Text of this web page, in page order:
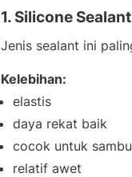
1. Silicone
Jenis sealant ini
Kelebihan:
elastis
daya rekat baik
cocok untuk
relatif awet